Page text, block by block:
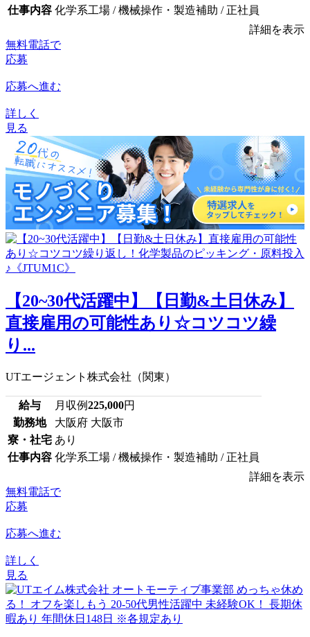
仕事内容 化学系工場 / 機械操作・製造補助 / 正社員
詳細を表示
無料電話で
応募
応募へ進む
詳しく
見る
【20~30代活躍中】【日勤&土日休み】
直接雇用の可能性あり☆コツコツ繰
り...
UTエージェント株式会社（関東）
給与 月収例225,000円
勤務地
大阪府 大阪市
寮・社宅 あり
仕事内容 化学系工場 / 機械操作・製造補助 / 正社員
詳細を表示
無料電話で
応募
応募へ進む
詳しく
見る